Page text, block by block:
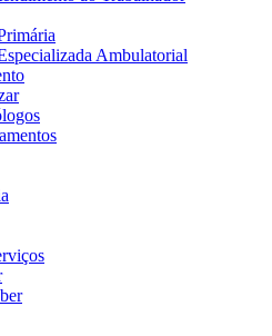
Ambulatorial